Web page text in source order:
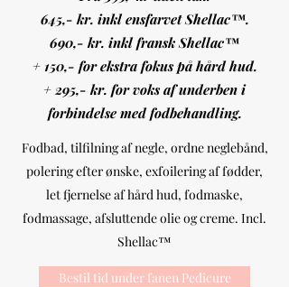
645,- kr. inkl ensfarvet Shellac™️.
690,- kr. inkl fransk Shellac™️
+ 150,- for ekstra fokus på hård hud.
+ 295,- kr. for voks af underben i
forbindelse med fodbehandling.
Fodbad, tilfilning af negle, ordne neglebånd,
polering efter ønske, exfoilering af fødder,
let fjernelse af hård hud, fodmaske,
fodmassage, afsluttende olie og creme. Incl.
Shellac™️
Bestil tid under fanen Pedicure